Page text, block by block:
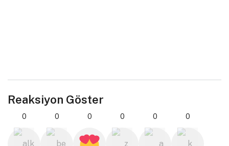
Reaksiyon Göster
0 0 0 0 0 0